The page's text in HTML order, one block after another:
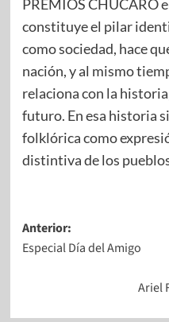
PREMIOS CHÚCARO
constituye el pilar
como sociedad, hace
nación, y al mismo
relaciona con la
futuro. En esa historia
folklórica como
distintiva de los
Anterior:
Especial Día del Amigo
Ariel